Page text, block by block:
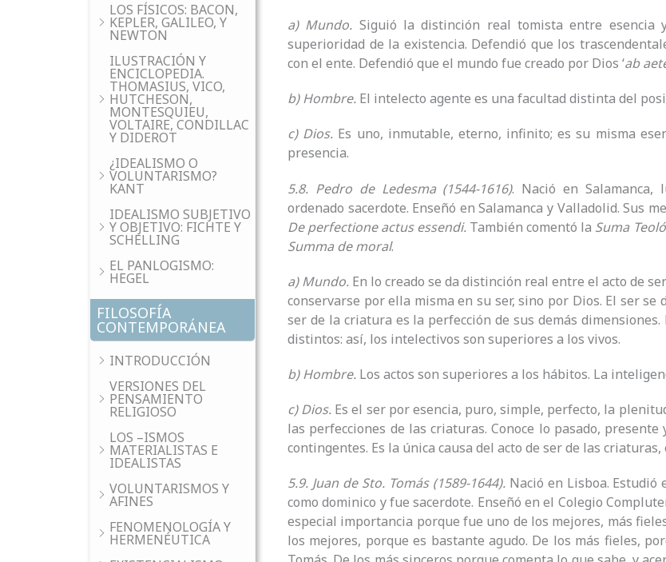
LOS FÍSICOS: BACON,
KEPLER, GALILEO, Y
NEWTON
ILUSTRACIÓN Y
ENCICLOPEDIA.
THOMASIUS, VICO,
HUTCHESON,
MONTESQUIEU,
VOLTAIRE, CONDILLAC
Y DIDEROT
¿IDEALISMO O
VOLUNTARISMO?
KANT
IDEALISMO SUBJETIVO
Y OBJETIVO: FICHTE Y
SCHELLING
EL PANLOGISMO:
HEGEL
FILOSOFÍA
CONTEMPORÁNEA
INTRODUCCIÓN
VERSIONES DEL
PENSAMIENTO
RELIGIOSO
LOS –ISMOS
MATERIALISTAS E
IDEALISTAS
VOLUNTARISMOS Y
AFINES
FENOMENOLOGÍA Y
HERMENÉUTICA
a) Mundo. Siguió la distinción real tomista entre esencia
superioridad de la existencia. Defendió que los
con el ente. Defendió que el mundo fue creado por Dios ‘ab
b) Hombre. El intelecto agente es una facultad distinta del
c) Dios. Es uno, inmutable, eterno, infinito; es su misma
presencia.
5.8. Pedro de Ledesma (1544-1616). Nació en Salamanca,
ordenado sacerdote. Enseñó en Salamanca y Valladolid. Sus
De perfectione actus essendi. También comentó la Suma
Summa de moral.
a) Mundo. En lo creado se da distinción real entre el acto de
conservarse por ella misma en su ser, sino por Dios. El ser se
ser de la criatura es la perfección de sus demás
distintos: así, los intelectivos son superiores a los vivos.
b) Hombre. Los actos son superiores a los hábitos. La
c) Dios. Es el ser por esencia, puro, simple, perfecto, la
las perfecciones de las criaturas. Conoce lo pasado,
contingentes. Es la única causa del acto de ser de las
5.9. Juan de Sto. Tomás (1589-1644). Nació en Lisboa. Estudió
como dominico y fue sacerdote. Enseñó en el Colegio
especial importancia porque fue uno de los mejores, más
los mejores, porque es bastante agudo. De los más fieles,